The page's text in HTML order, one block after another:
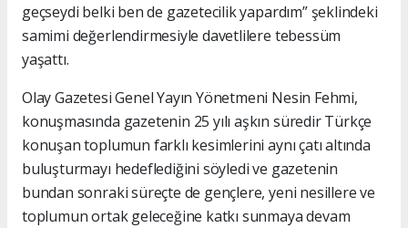
geçseydi belki ben de gazetecilik yapardım” şeklindeki
samimi değerlendirmesiyle davetlilere tebessüm
yaşattı.
Olay Gazetesi Genel Yayın Yönetmeni Nesin Fehmi,
konuşmasında gazetenin 25 yılı aşkın süredir Türkçe
konuşan toplumun farklı kesimlerini aynı çatı altında
buluşturmayı hedeflediğini söyledi ve gazetenin
bundan sonraki süreçte de gençlere, yeni nesillere ve
toplumun ortak geleceğine katkı sunmaya devam